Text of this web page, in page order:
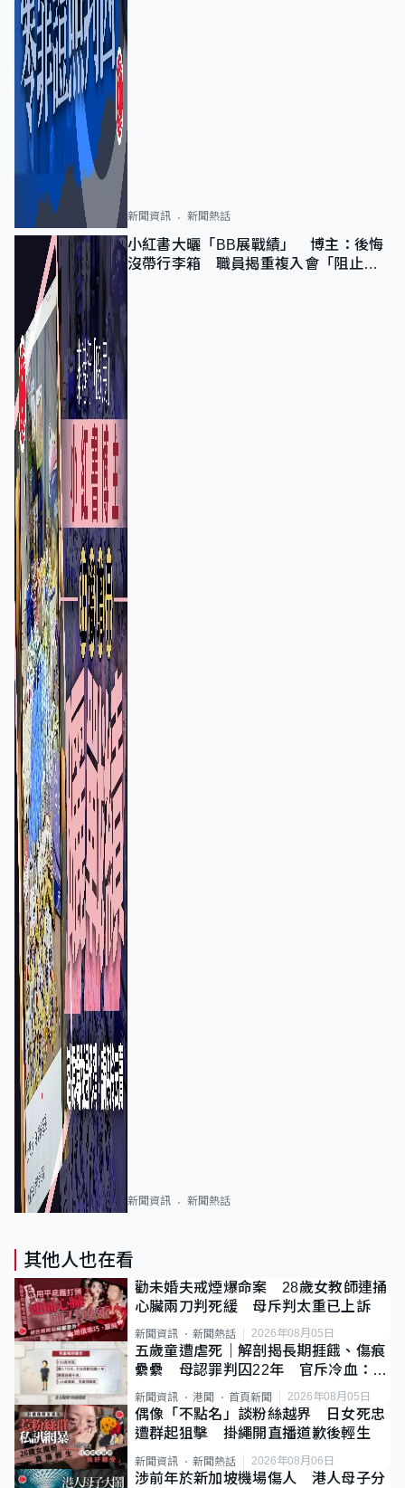
新聞資訊 新聞熱話
小紅書大曬「BB展戰績」 博主：後悔
沒帶行李箱 職員揭重複入會「阻止唔
新聞資訊 新聞熱話
其他人也在看
勸未婚夫戒煙爆命案 28歲女教師連捅
心臟兩刀判死緩 母斥判太重已上訴
新聞資訊 新聞熱話 2026年08月05日
五歲童遭虐死｜解剖揭長期捱餓、傷痕
纍纍 母認罪判囚22年 官斥冷血：同
類案最惡劣
新聞資訊 港聞 首頁新聞 2026年08月05日
偶像「不點名」談粉絲越界 日女死忠
遭群起狙擊 掛繩開直播道歉後輕生
新聞資訊 新聞熱話 2026年08月06日
涉前年於新加坡機場傷人 港人母子分